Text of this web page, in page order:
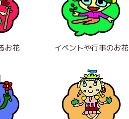
お花 イベントや行事のお花